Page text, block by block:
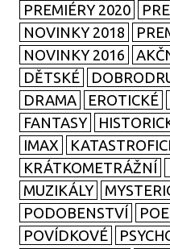
PREMIÉRY 2020
NOVINKY 2018
NOVINKY 2016
DĚTSKÉ
DRAMA
EROTICKÉ
FANTASY
IMAX
KRÁTKOMETRÁŽNÍ
MUZIKÁLY
PODOBENSTVÍ
POVÍDKOVÉ